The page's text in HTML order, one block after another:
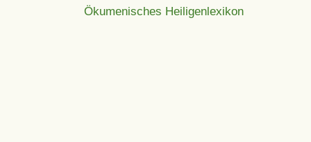
Ökumenisches Heiligenlexikon